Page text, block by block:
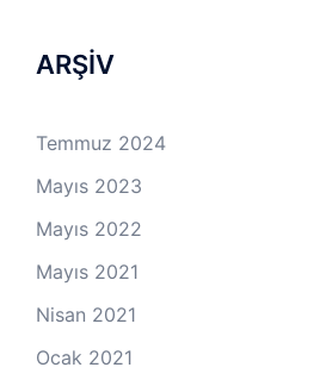
ARŞİV
Temmuz 2024
Mayıs 2023
Mayıs 2022
Mayıs 2021
Nisan 2021
Ocak 2021